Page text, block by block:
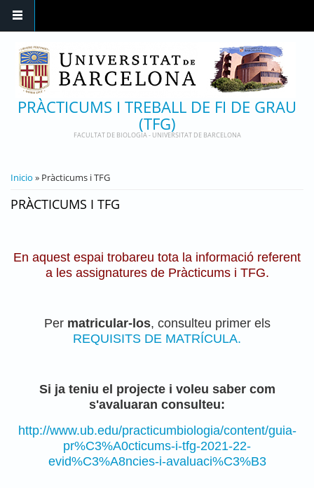
PRÀCTICUMS I TREBALL DE FI DE GRAU
(TFG)
FACULTAT DE BIOLOGIA - UNIVERSITAT DE BARCELONA
USTED ESTÁ AQUÍ
Inicio » Pràcticums i TFG
PRÀCTICUMS I TFG
En aquest espai trobareu tota la informació referent
a les assignatures de Pràcticums i TFG.
Per matricular-los, consulteu primer els
REQUISITS DE MATRÍCULA.
Si ja teniu el projecte i voleu saber com
s'avaluaran consulteu:
http://www.ub.edu/practicumbiologia/content/guia-
pr%C3%A0cticums-i-tfg-2021-22-
evid%C3%A8ncies-i-avaluaci%C3%B3